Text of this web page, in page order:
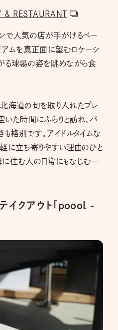
& RESTAURANT
ンで人気の店が手がけるベー
アムを真正面に望むロケーシ
る球場の姿を眺めながら食
北海道の旬を取り入れたプレ
いた時間にふらりと訪れ、パ
も格別です。アイドルタイムな
に立ち寄りやすい理由のひと
に住む人の日常にもなじむ一
イクアウト「poool -